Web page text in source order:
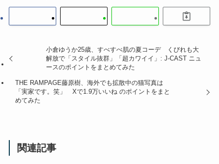
小倉ゆうか25歳、すべすべ肌の夏コーデ くびれも大
解放で「スタイル抜群」「超カワイイ」: J-CAST ニュ
ースのポイントをまとめてみた
THE RAMPAGE藤原樹、海外でも拡散中の猫写真は
「実家です。笑」 Xで1.9万いいね のポイントをまと
めてみた
関連記事